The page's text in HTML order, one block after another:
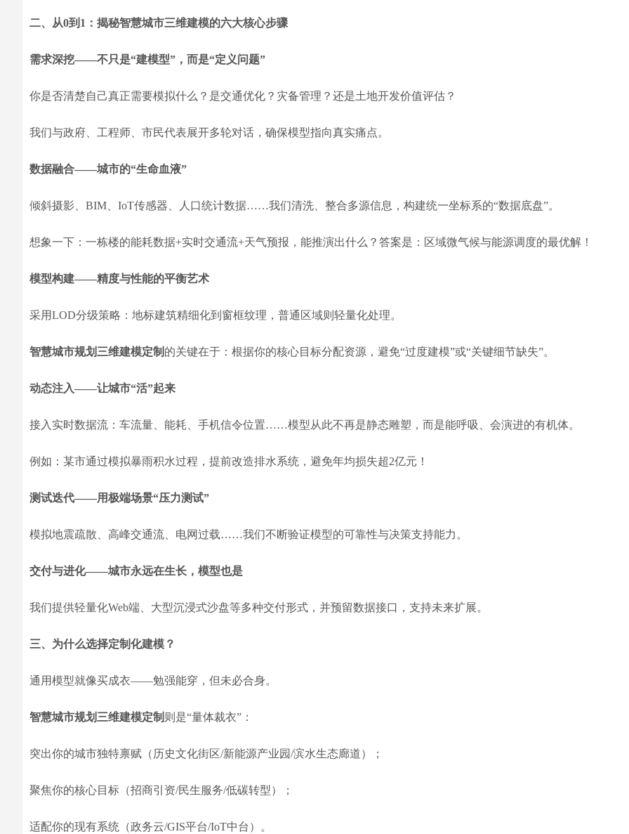
二、从0到1：揭秘智慧城市三维建模的六大核心步骤
需求深挖——不只是“建模型”，而是“定义问题”
你是否清楚自己真正需要模拟什么？是交通优化？灾备管理？还是土地开发价值评估？
我们与政府、工程师、市民代表展开多轮对话，确保模型指向真实痛点。
数据融合——城市的“生命血液”
倾斜摄影、BIM、IoT传感器、人口统计数据……我们清洗、整合多源信息，构建统一坐标系的“数据底盘”。
想象一下：一栋楼的能耗数据+实时交通流+天气预报，能推演出什么？答案是：区域微气候与能源调度的最优解！
模型构建——精度与性能的平衡艺术
采用LOD分级策略：地标建筑精细化到窗框纹理，普通区域则轻量化处理。
智慧城市规划三维建模定制 的关键在于：根据你的核心目标分配资源，避免“过度建模”或“关键细节缺失”。
动态注入——让城市“活”起来
接入实时数据流：车流量、能耗、手机信令位置……模型从此不再是静态雕塑，而是能呼吸、会演进的有机体。
例如：某市通过模拟暴雨积水过程，提前改造排水系统，避免年均损失超2亿元！
测试迭代——用极端场景“压力测试”
模拟地震疏散、高峰交通流、电网过载……我们不断验证模型的可靠性与决策支持能力。
交付与进化——城市永远在生长，模型也是
我们提供轻量化Web端、大型沉浸式沙盘等多种交付形式，并预留数据接口，支持未来扩展。
三、为什么选择定制化建模？
通用模型就像买成衣——勉强能穿，但未必合身。
智慧城市规划三维建模定制 则是“量体裁衣”：
突出你的城市独特禀赋（历史文化街区/新能源产业园/滨水生态廊道）；
聚焦你的核心目标（招商引资/民生服务/低碳转型）；
适配你的现有系统（政务云/GIS平台/IoT中台）。